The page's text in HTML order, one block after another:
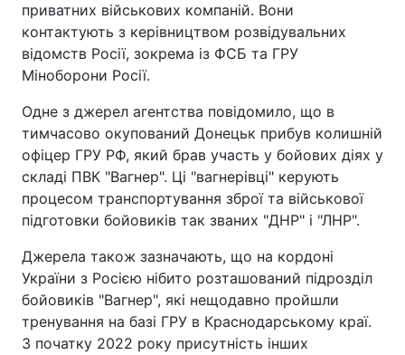
приватних військових компаній. Вони
контактують з керівництвом розвідувальних
відомств Росії, зокрема із ФСБ та ГРУ
Міноборони Росії.
Одне з джерел агентства повідомило, що в
тимчасово окупований Донецьк прибув колишній
офіцер ГРУ РФ, який брав участь у бойових діях у
складі ПВК "Вагнер". Ці "вагнерівці" керують
процесом транспортування зброї та військової
підготовки бойовиків так званих "ДНР" і "ЛНР".
Джерела також зазначають, що на кордоні
України з Росією нібито розташований підрозділ
бойовиків "Вагнер", які нещодавно пройшли
тренування на базі ГРУ в Краснодарському краї.
З початку 2022 року присутність інших